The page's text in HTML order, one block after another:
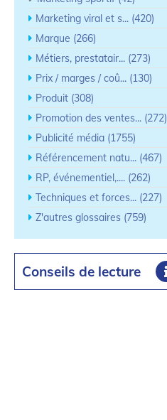
Marketing viral et s... (420)
Marque (266)
Métiers, prestatair... (273)
Prix / marges / coû... (130)
Produit (308)
Promotion des ventes... (272)
Publicité média (1755)
Référencement natu... (467)
RP, événementiel,.... (262)
Techniques et forces... (227)
Z'autres glossaires (759)
Conseils de lecture